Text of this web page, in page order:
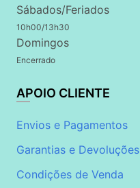
Sábados/Feriados
10h00/13h30
Domingos
Encerrado
APOIO CLIENTE
Envios e Pagamentos
Garantias e Devoluções
Condições de Venda